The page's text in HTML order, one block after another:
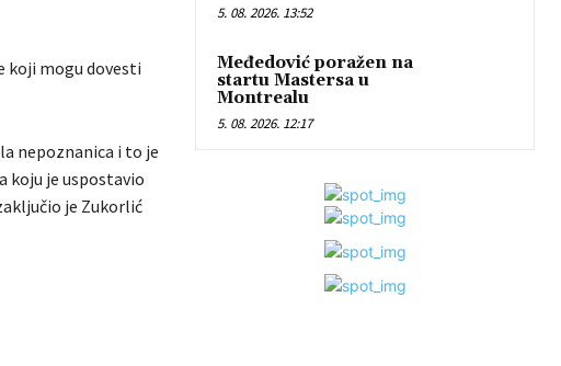
koji mogu dovesti
nepoznanica i to je
koju je uspostavio
je Zukorlić
5. 08. 2026. 13:52
Međedović poražen na
startu Mastersa u
Montrealu
5. 08. 2026. 12:17